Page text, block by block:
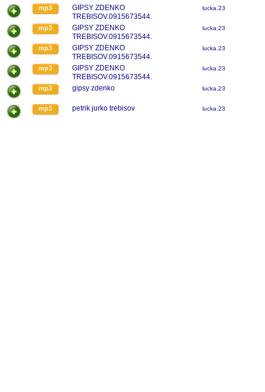
mp3
GIPSY ZDENKO
TREBISOV.0915673544.
lucka.23
mp3
GIPSY ZDENKO
TREBISOV.0915673544.
lucka.23
mp3
GIPSY ZDENKO
TREBISOV.0915673544.
lucka.23
mp3
GIPSY ZDENKO
TREBISOV.0915673544.
lucka.23
mp3 gipsy zdenko lucka.23
mp3 petrik jurko trebisov lucka.23